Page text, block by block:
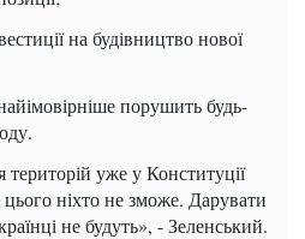
на будівництво нової
порушить будь-
територій уже у Конституції
ніхто не зможе. Дарувати
не будуть», - Зеленський.